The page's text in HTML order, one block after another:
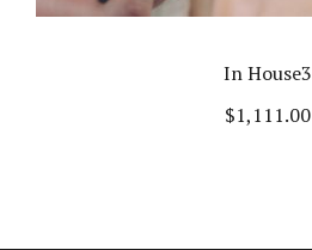
In House3
$1,111.00